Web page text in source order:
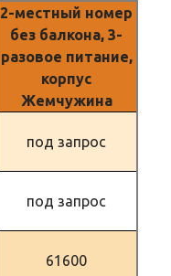
2-местный номер
без балкона, 3-
разовое питание,
корпус
Жемчужина
под запрос
под запрос
61600